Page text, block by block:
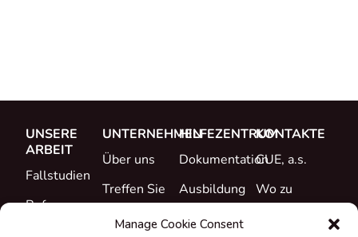
Manage Cookie Consent
UNSERE
ARBEIT
Fallstudien
Referenzen
UNTERNEHMEN
Über uns
Treffen Sie
das Team
HILFEZENTRUM
Dokumentation
Ausbildung
Support
KONTAKTE
CUE, a.s.
Wo zu
kaufen